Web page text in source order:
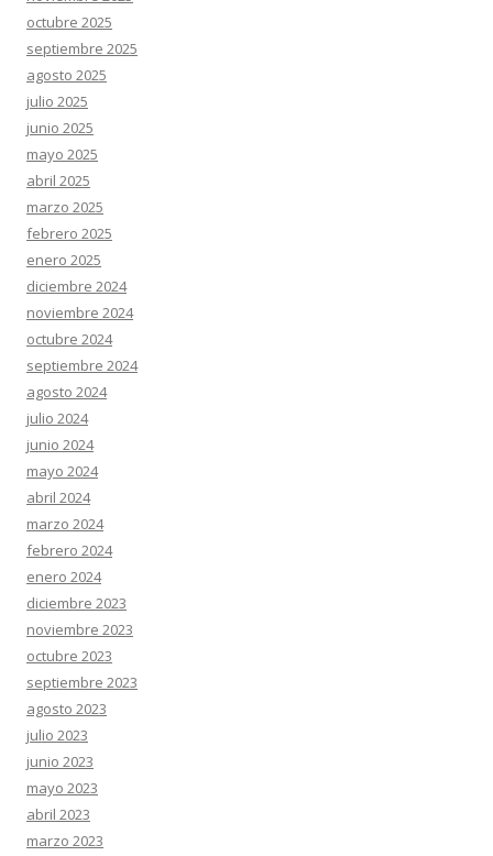
octubre 2025
septiembre 2025
agosto 2025
julio 2025
junio 2025
mayo 2025
abril 2025
marzo 2025
febrero 2025
enero 2025
diciembre 2024
noviembre 2024
octubre 2024
septiembre 2024
agosto 2024
julio 2024
junio 2024
mayo 2024
abril 2024
marzo 2024
febrero 2024
enero 2024
diciembre 2023
noviembre 2023
octubre 2023
septiembre 2023
agosto 2023
julio 2023
junio 2023
mayo 2023
abril 2023
marzo 2023